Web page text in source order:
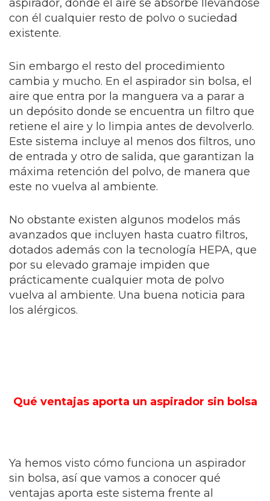
aspirador, donde el aire se absorbe llevándose
con él cualquier resto de polvo o suciedad
existente.
Sin embargo el resto del procedimiento
cambia y mucho. En el aspirador sin bolsa, el
aire que entra por la manguera va a parar a
un depósito donde se encuentra un filtro que
retiene el aire y lo limpia antes de devolverlo.
Este sistema incluye al menos dos filtros, uno
de entrada y otro de salida, que garantizan la
máxima retención del polvo, de manera que
este no vuelva al ambiente.
No obstante existen algunos modelos más
avanzados que incluyen hasta cuatro filtros,
dotados además con la tecnología HEPA, que
por su elevado gramaje impiden que
prácticamente cualquier mota de polvo
vuelva al ambiente. Una buena noticia para
los alérgicos.
Qué ventajas aporta un aspirador sin bolsa
Ya hemos visto cómo funciona un aspirador
sin bolsa, así que vamos a conocer qué
ventajas aporta este sistema frente al